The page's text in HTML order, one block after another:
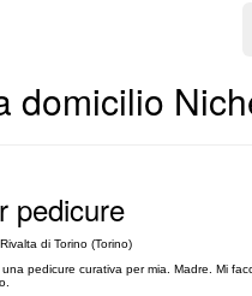
domicilio
pedicure
di Torino (Torino)
pedicure curativa per mia. Madre. Mi